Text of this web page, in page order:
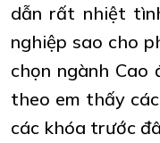
dẫn rất nhiệt
nghiệp sao cho
chọn ngành Cao
theo em thấy
các khóa trước